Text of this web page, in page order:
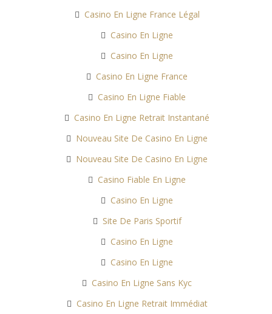
Casino En Ligne France Légal
Casino En Ligne
Casino En Ligne
Casino En Ligne France
Casino En Ligne Fiable
Casino En Ligne Retrait Instantané
Nouveau Site De Casino En Ligne
Nouveau Site De Casino En Ligne
Casino Fiable En Ligne
Casino En Ligne
Site De Paris Sportif
Casino En Ligne
Casino En Ligne
Casino En Ligne Sans Kyc
Casino En Ligne Retrait Immédiat